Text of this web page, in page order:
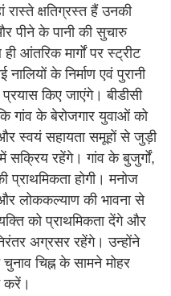
रास्ते क्षतिग्रस्त हैं उनकी
पीने के पानी की सुचारु
आंतरिक मार्गों पर स्ट्रीट
के निर्माण एवं पुरानी
किए जाएंगे। बीडीसी
गांव के बेरोजगार युवाओं को
स्वयं सहायता समूहों से जुड़ी
रहेंगे। गांव के बुजुर्गों,
प्राथमिकता होगी। मनोज
और लोककल्याण की भावना से
को प्राथमिकता देंगे और
अग्रसर रहेंगे। उन्होंने
चिह्न के सामने मोहर
करें।